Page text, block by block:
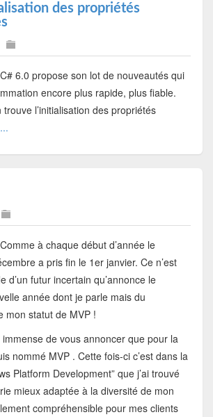
des propriétés
6.0 propose son lot de nouveautés qui
encore plus rapide, plus fiable.
l’initialisation des propriétés
à chaque début d’année le
a pris fin le 1er janvier. Ce n’est
d’un futur incertain qu’annonce le
année dont je parle mais du
mon statut de MVP !
immense de vous annoncer que pour la
nommé MVP . Cette fois-ci c’est dans la
Platform Development” que j’ai trouvé
mieux adaptée à la diversité de mon
compréhensible pour mes clients